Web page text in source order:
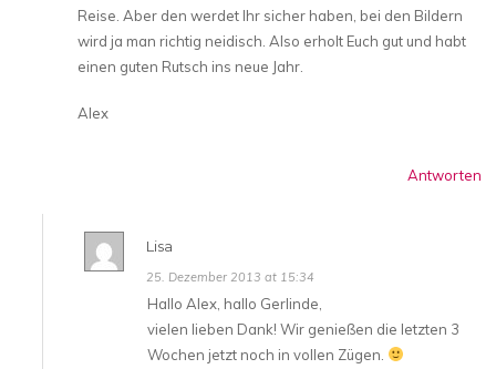
Reise. Aber den werdet Ihr sicher haben, bei den Bildern
wird ja man richtig neidisch. Also erholt Euch gut und habt
einen guten Rutsch ins neue Jahr.
Alex
Antworten
Lisa
25. Dezember 2013 at 15:34
Hallo Alex, hallo Gerlinde,
vielen lieben Dank! Wir genießen die letzten 3
Wochen jetzt noch in vollen Zügen.